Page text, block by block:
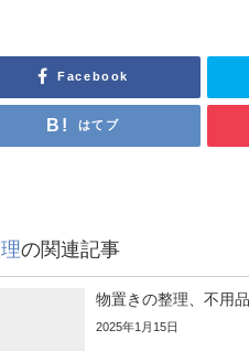
Facebook
はてブ
の関連記事
物置きの整理、不用
2025年1月15日